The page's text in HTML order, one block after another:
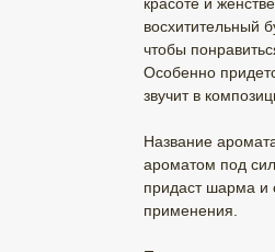
красоте и
восхитительный
чтобы
Особенно
звучит в
Название
ароматом под
придаст шарма и
применения.